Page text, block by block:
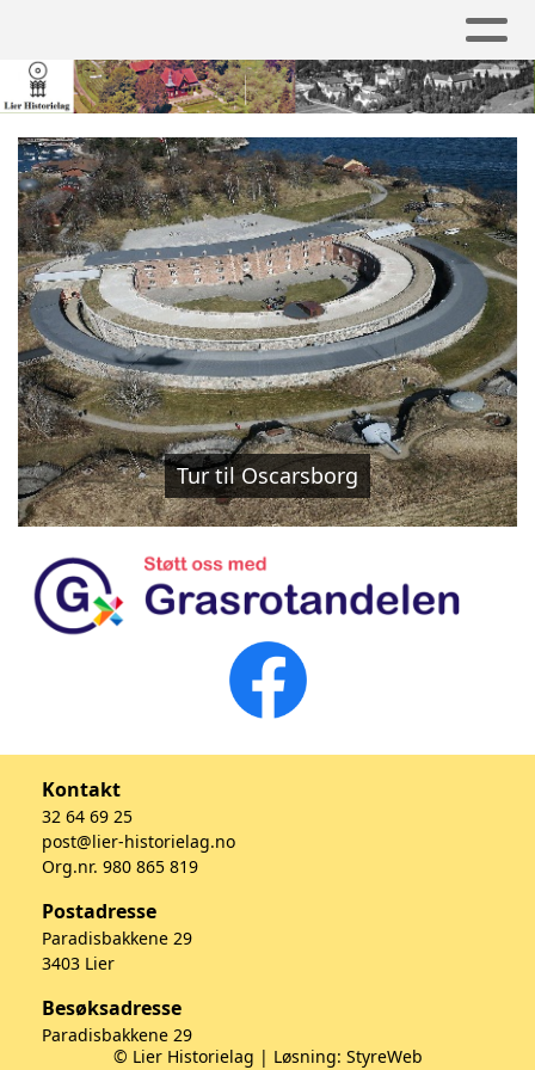
Tur til Oscarsborg
Kontakt
32 64 69 25
post@lier-historielag.no
Org.nr. 980 865 819
Postadresse
Paradisbakkene 29
3403 Lier
Besøksadresse
Paradisbakkene 29
3403 Lier© Lier Historielag | Løsning: StyreWeb